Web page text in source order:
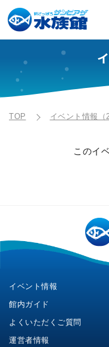
TOP イベント情報（
このイ
イベント情報
館内ガイド
よくいただくご質問
運営者情報